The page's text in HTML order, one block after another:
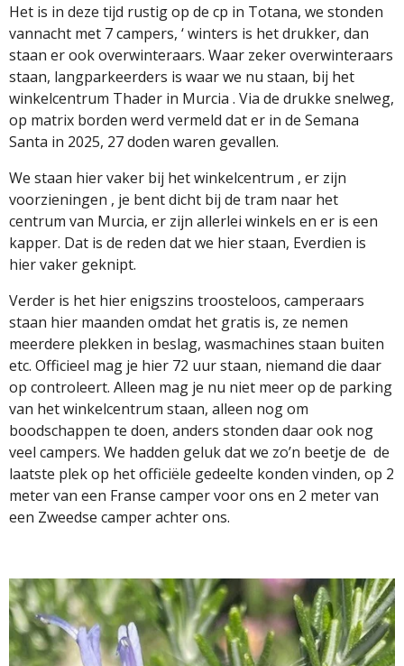
Het is in deze tijd rustig op de cp in Totana, we stonden
vannacht met 7 campers, ‘ winters is het drukker, dan
staan er ook overwinteraars. Waar zeker overwinteraars
staan, langparkeerders is waar we nu staan, bij het
winkelcentrum Thader in Murcia . Via de drukke snelweg,
op matrix borden werd vermeld dat er in de Semana
Santa in 2025, 27 doden waren gevallen.
We staan hier vaker bij het winkelcentrum , er zijn
voorzieningen , je bent dicht bij de tram naar het
centrum van Murcia, er zijn allerlei winkels en er is een
kapper. Dat is de reden dat we hier staan, Everdien is
hier vaker geknipt.
Verder is het hier enigszins troosteloos, camperaars
staan hier maanden omdat het gratis is, ze nemen
meerdere plekken in beslag, wasmachines staan buiten
etc. Officieel mag je hier 72 uur staan, niemand die daar
op controleert. Alleen mag je nu niet meer op de parking
van het winkelcentrum staan, alleen nog om
boodschappen te doen, anders stonden daar ook nog
veel campers. We hadden geluk dat we zo’n beetje de de
laatste plek op het officiële gedeelte konden vinden, op 2
meter van een Franse camper voor ons en 2 meter van
een Zweedse camper achter ons.